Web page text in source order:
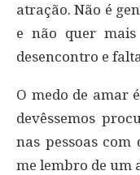
atração. Não é
e não quer
desencontro e
O medo de amar
devêssemos
nas pessoas com
me lembro de um